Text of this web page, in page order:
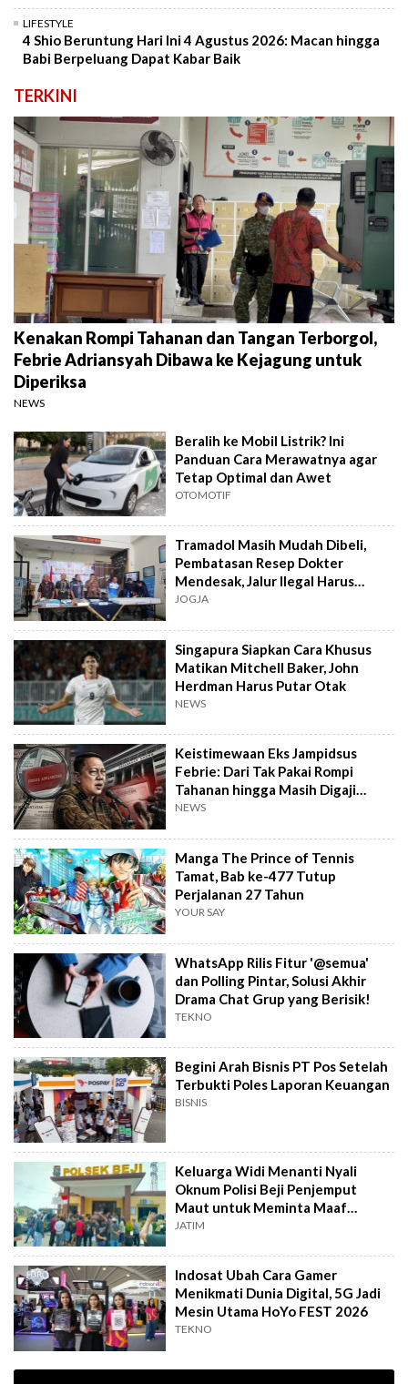
LIFESTYLE
4 Shio Beruntung Hari Ini 4 Agustus 2026: Macan hingga
Babi Berpeluang Dapat Kabar Baik
TERKINI
Kenakan Rompi Tahanan dan Tangan Terborgol,
Febrie Adriansyah Dibawa ke Kejagung untuk
Diperiksa
NEWS
Beralih ke Mobil Listrik? Ini
Panduan Cara Merawatnya agar
Tetap Optimal dan Awet
OTOMOTIF
Tramadol Masih Mudah Dibeli,
Pembatasan Resep Dokter
Mendesak, Jalur Ilegal Harus
Distop
JOGJA
Singapura Siapkan Cara Khusus
Matikan Mitchell Baker, John
Herdman Harus Putar Otak
NEWS
Keistimewaan Eks Jampidsus
Febrie: Dari Tak Pakai Rompi
Tahanan hingga Masih Digaji
Negara
NEWS
Manga The Prince of Tennis
Tamat, Bab ke-477 Tutup
Perjalanan 27 Tahun
YOUR SAY
WhatsApp Rilis Fitur '@semua'
dan Polling Pintar, Solusi Akhir
Drama Chat Grup yang Berisik!
TEKNO
Begini Arah Bisnis PT Pos Setelah
Terbukti Poles Laporan Keuangan
BISNIS
Keluarga Widi Menanti Nyali
Oknum Polisi Beji Penjemput
Maut untuk Meminta Maaf
Langsung
JATIM
Indosat Ubah Cara Gamer
Menikmati Dunia Digital, 5G Jadi
Mesin Utama HoYo FEST 2026
TEKNO